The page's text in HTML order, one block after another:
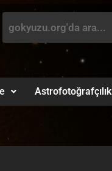
Astrofotoğrafçılık